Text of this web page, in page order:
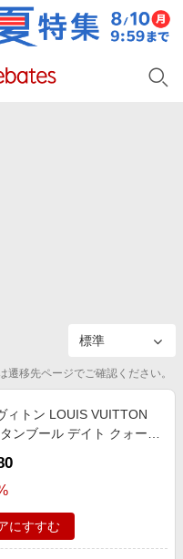
移先ページでご確認ください。
ィトン LOUIS VUITTON
ンブール デイト クォーツ
にすすむ